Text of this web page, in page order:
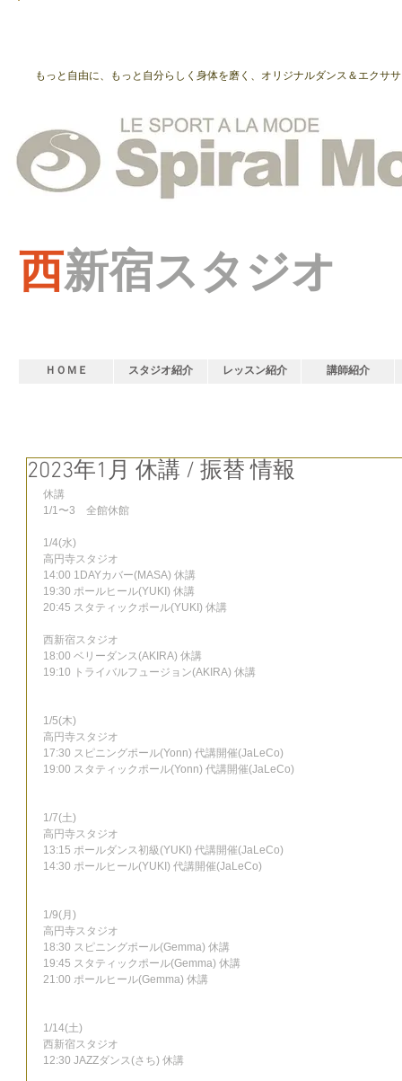
もっと自由に、もっと自分らしく身体を磨く、オリジナルダンス＆エクサ
西新宿スタジオ
ＨＯＭＥ スタジオ紹介 レッスン紹介 講師紹介
2023年1月 休講 / 振替 情報
休講
1/1〜3　全館休館
1/4(水)
高円寺スタジオ
14:00 1DAYカバー(MASA) 休講
19:30 ポールヒール(YUKI) 休講
20:45 スタティックポール(YUKI) 休講
西新宿スタジオ
18:00 ベリーダンス(AKIRA) 休講
19:10 トライバルフュージョン(AKIRA) 休講
1/5(木)
高円寺スタジオ
17:30 スピニングポール(Yonn) 代講開催(JaLeCo)
19:00 スタティックポール(Yonn) 代講開催(JaLeCo)
1/7(土)
高円寺スタジオ
13:15 ポールダンス初級(YUKI) 代講開催(JaLeCo)
14:30 ポールヒール(YUKI) 代講開催(JaLeCo)
1/9(月)
高円寺スタジオ
18:30 スピニングポール(Gemma) 休講
19:45 スタティックポール(Gemma) 休講
21:00 ポールヒール(Gemma) 休講
1/14(土)
西新宿スタジオ
12:30 JAZZダンス(さち) 休講